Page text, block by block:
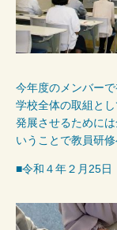
今年度のメンバー
学校全体の取組と
発展させるために
いうことで教員研
■令和４年２月25